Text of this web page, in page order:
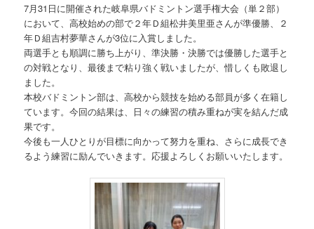
ツ
へ
移
動
へ
移
動
7月31日に開催された岐阜県バドミントン選手権大会（単２部）
において、高校始めの部で２年Ｄ組松井美里亜さんが準優勝、２
年Ｄ組吉村夢華さんが3位に入賞しました。
両選手とも順調に勝ち上がり、準決勝・決勝では優勝した選手と
の対戦となり、最後まで粘り強く戦いましたが、惜しくも敗退し
ました。
本校バドミントン部は、高校から競技を始める部員が多く在籍し
ています。今回の結果は、日々の練習の積み重ねが実を結んだ成
果です。
今後も一人ひとりが目標に向かって努力を重ね、さらに成長でき
るよう練習に励んでいきます。応援よろしくお願いいたします。